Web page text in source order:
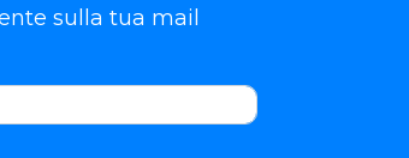
sulla tua mail